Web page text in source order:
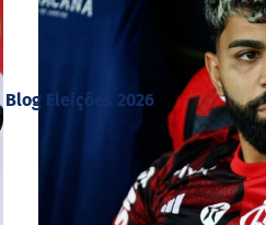
Blog Eleições 2026